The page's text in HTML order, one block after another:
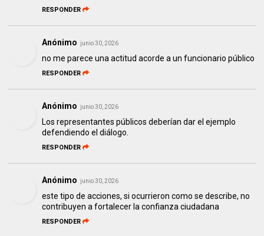
RESPONDER
Anónimo junio 30, 2026
no me parece una actitud acorde a un funcionario público
RESPONDER
Anónimo junio 30, 2026
Los representantes públicos deberían dar el ejemplo
defendiendo el diálogo.
RESPONDER
Anónimo junio 30, 2026
este tipo de acciones, si ocurrieron como se describe, no
contribuyen a fortalecer la confianza ciudadana
RESPONDER